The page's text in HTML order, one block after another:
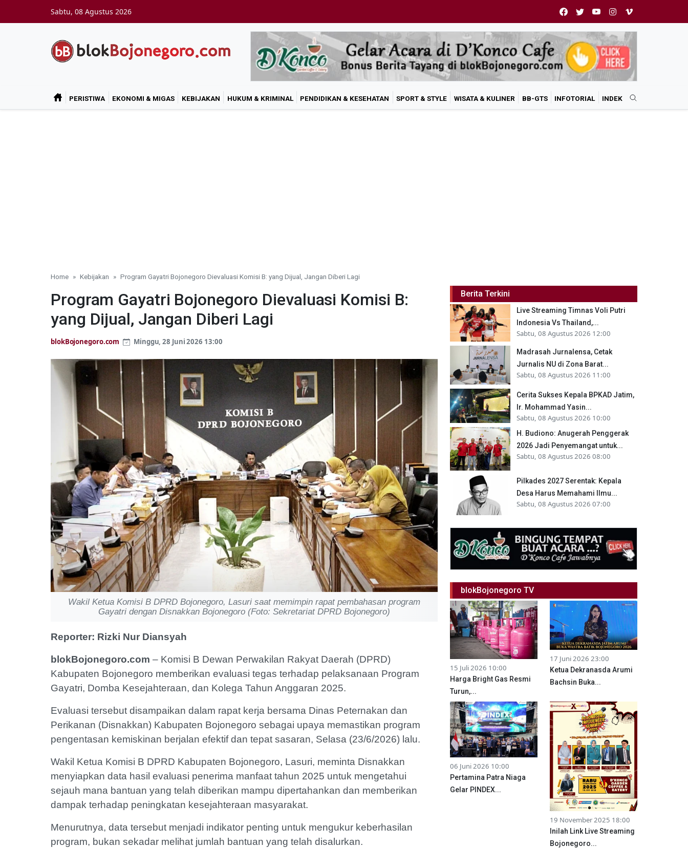
Sabtu, 08 Agustus 2026
PERISTIWA EKONOMI & MIGAS KEBIJAKAN HUKUM & KRIMINAL PENDIDIKAN & KESEHATAN SPORT & STYLE WISATA & KULINER BB-GTS INFOTORIAL INDEK
Home Kebijakan Program Gayatri Bojonegoro Dievaluasi Komisi B: yang Dijual, Jangan Diberi Lagi
Program Gayatri Bojonegoro Dievaluasi Komisi B:
yang Dijual, Jangan Diberi Lagi
blokBojonegoro.com Minggu, 28 Juni 2026 13:00
Wakil Ketua Komisi B DPRD Bojonegoro, Lasuri saat memimpin rapat pembahasan program
Gayatri dengan Disnakkan Bojonegoro (Foto: Sekretariat DPRD Bojonegoro)
Reporter: Rizki Nur Diansyah
blokBojonegoro.com – Komisi B Dewan Perwakilan Rakyat Daerah (DPRD)
Kabupaten Bojonegoro memberikan evaluasi tegas terhadap pelaksanaan Program
Gayatri, Domba Kesejahteraan, dan Kolega Tahun Anggaran 2025.
Evaluasi tersebut disampaikan dalam rapat kerja bersama Dinas Peternakan dan
Perikanan (Disnakkan) Kabupaten Bojonegoro sebagai upaya memastikan program
pengentasan kemiskinan berjalan efektif dan tepat sasaran, Selasa (23/6/2026) lalu.
Wakil Ketua Komisi B DPRD Kabupaten Bojonegoro, Lasuri, meminta Disnakkan
menyiapkan data hasil evaluasi penerima manfaat tahun 2025 untuk mengetahui
sejauh mana bantuan yang telah diberikan mampu dipertahankan dan memberikan
dampak terhadap peningkatan kesejahteraan masyarakat.
Menurutnya, data tersebut menjadi indikator penting untuk mengukur keberhasilan
program, bukan sekadar melihat jumlah bantuan yang telah disalurkan.
Berita Terkini
Live Streaming Timnas Voli Putri
Indonesia Vs Thailand,...
Sabtu, 08 Agustus 2026 12:00
Madrasah Jurnalensa, Cetak
Jurnalis NU di Zona Barat...
Sabtu, 08 Agustus 2026 11:00
Cerita Sukses Kepala BPKAD Jatim,
Ir. Mohammad Yasin...
Sabtu, 08 Agustus 2026 10:00
H. Budiono: Anugerah Penggerak
2026 Jadi Penyemangat untuk...
Sabtu, 08 Agustus 2026 08:00
Pilkades 2027 Serentak: Kepala
Desa Harus Memahami Ilmu...
Sabtu, 08 Agustus 2026 07:00
blokBojonegoro TV
15 Juli 2026 10:00
Harga Bright Gas Resmi
Turun,...
17 Juni 2026 23:00
Ketua Dekranasda Arumi
Bachsin Buka...
06 Juni 2026 10:00
Pertamina Patra Niaga
Gelar PINDEX...
19 November 2025 18:00
Inilah Link Live Streaming
Bojonegoro...